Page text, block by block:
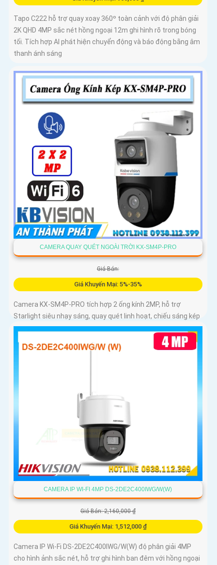
Tapo C222 hỗ trợ quay xoay 360º toàn cảnh với độ phân giải
2K QHD 4MP sắc nét hồng ngoại 12m ghi hình rõ trong bóng
tối. Tích hợp AI phát hiện chuyển động và báo động bằng âm
thanh ánh sáng
CAMERA QUAY QUÉT NGOÀI TRỜI KX-SM4P-PRO
Giá Bán:
Giá Khuyến Mại: 5%-35%
Camera KX-SM4P-PRO tích hợp 2 ống kính 2MP, hỗ trợ
Starlight siêu nhạy sáng, quay quét linh hoạt, chiếu sáng kép
thông minh và LED ánh sáng ấm 30m. Công nghệ AI-ISP kết
CAMERA IP WI-FI 4MP DS-2DE2C400IWG/W(W)
Giá Bán: 2,160,000 ₫
Giá Khuyến Mại: 1,512,000 ₫
Camera IP Wi-Fi DS-2DE2C400IWG/W(W) độ phân giải 4MP
cho hình ảnh sắc nét, hỗ trợ ghi hình ban đêm với hồng ngoại